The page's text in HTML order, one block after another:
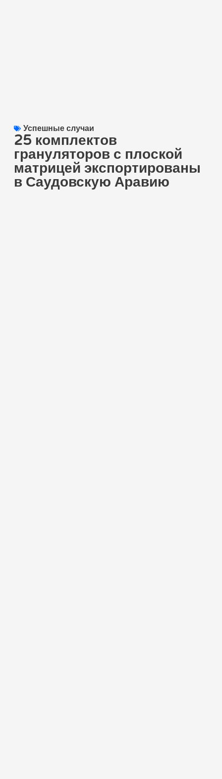
Успешные случаи
25 комплектов
грануляторов с плоской
матрицей экспортированы
в Саудовскую Аравию